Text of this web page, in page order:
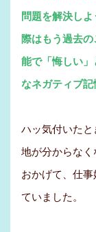
問題を解決し
際はもう過去
能で「悔しい
なネガティブ記
ハッ気付いた
地が分からなく
おかげて、仕
ていました。